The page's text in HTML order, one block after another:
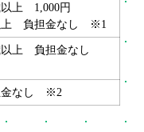
以上 1,000円
上 負担金なし ※1
以上 負担金なし
金なし ※2